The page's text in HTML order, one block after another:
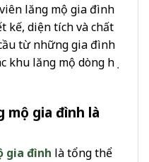
lăng mộ gia đình
kế, diện tích và chất
từ những gia đình
khu lăng mộ dòng họ
mộ gia đình là
gia đình là tổng thể